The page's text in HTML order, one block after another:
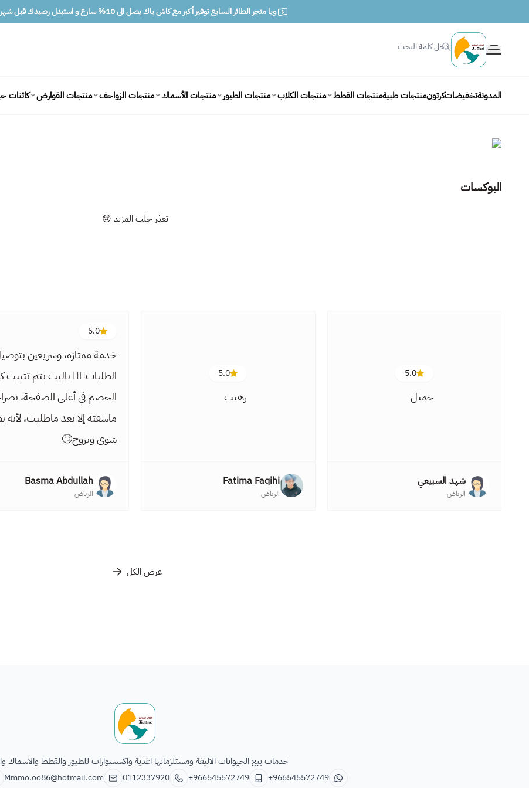
ويا متجر الطائر السابع توفير أكبر مع كاش باك يصل الى 10% سارع و استبدل رصيدك قبل شهرين
الطائر السابع للحيوانات
المدونةتخفيضاتكرتونمنتجات طبيةمنتجات القطط منتجات الكلاب منتجات الطيور منتجات الأسماك منتجات الزواحف منتجات القوارض كائنات
البوكسات
تعذر جلب المزيد 😢
5.0
جميل
شهد السبيعي
الرياض
5.0
رهيب
Fatima Faqihi
الرياض
5.0
خدمة ممتازة، وسريعين
الطلبات👍🏼 ياليت يتم تثبيت
الخصم في أعلى الصفحة،
ماشفته إلا بعد ماطلبت، لأنه
شوي ويروح🙄
Basma Abdullah
الرياض
عرض الكل
خدمات بيع الحيوانات الاليفة ومستلزماتها اغذية واكسسوارات للطيور والقطط والاسماك
+966545572749
+966545572749
0112337920
Mmmo.oo86@hotmail.com